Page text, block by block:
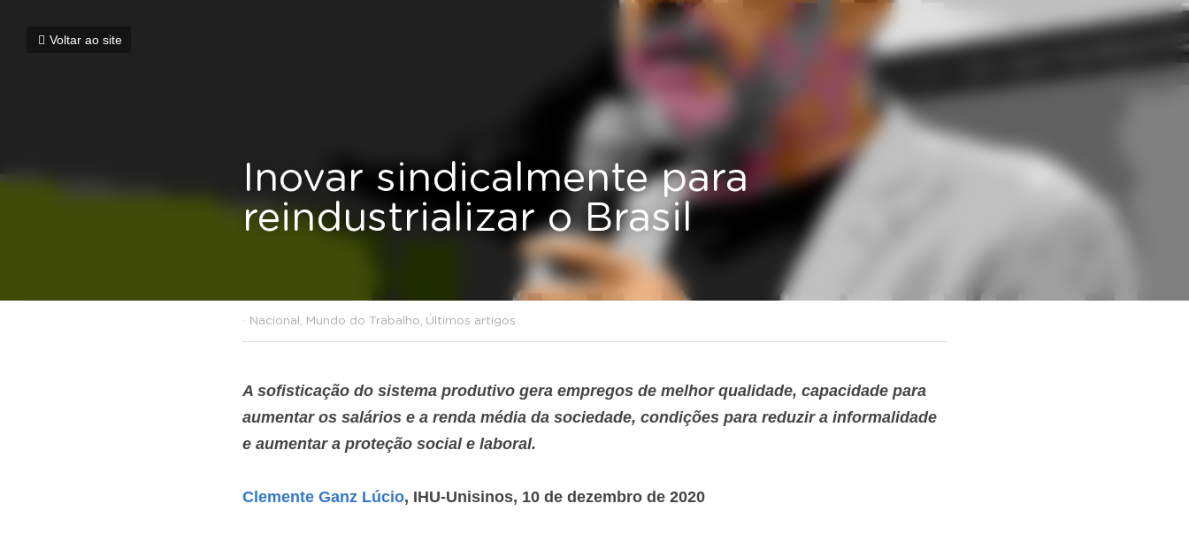
Voltar ao site
Inovar sindicalmente para reindustrializar o Brasil
12 de dezembro de 2020·Nacional,Mundo do Trabalho,
A sofisticação do sistema produtivo gera empregos de melhor qualidade, capacidade para
aumentar os salários e a renda média da sociedade, condições para reduzir a informalidade
e aumentar a proteção social e laboral.
Clemente Ganz Lúcio, IHU-Unisinos, 10 de dezembro de 2020